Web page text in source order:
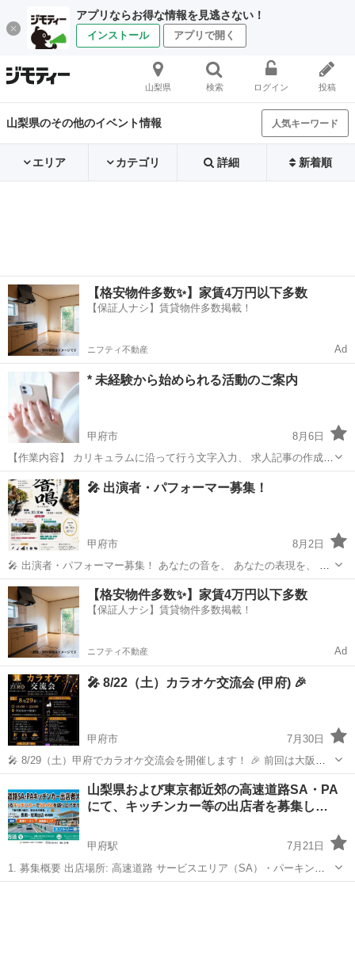
アプリならお得な情報を見逃さない！
インストール アプリで開く
山梨県 検索 ログイン 投稿
山梨県のその他のイベント情報 人気キーワード
エリア カテゴリ 詳細 新着順
【格安物件多数✨】家賃4万円以下多数
【保証人ナシ】賃貸物件多数掲載！
ニフティ不動産 Ad
* 未経験から始められる活動のご案内
甲府市
8月6日
【作業内容】 カリキュラムに沿って行う文字入力、 求人記事の作成、
お問い合わせ対応、 SNS運営などを担当していただきます。 ・未経験
の方でも安心して始められます ・作業量に応じて報 酬アップが見込め
ます ...
山梨 甲府市 その他 ペース
🎤 出演者・パフォーマー募集！
甲府市
8月2日
🎤 出演者・パフォーマー募集！ あなたの音を、 あなたの表現を、 甲
府の街に響かせてみませんか？ 音楽・ダンス・和楽器・パフォーマン
スなど、ジャンルを問わず出演者を募集しています！ 「響鳴
（KYOMEI）」は、出演者も...
山梨 甲府市 その他 パフォーマー
【格安物件多数✨】家賃4万円以下多数
【保証人ナシ】賃貸物件多数掲載！
ニフティ不動産 Ad
🎤 8/22（土）カラオケ交流会 (甲府) 🎉
甲府市
7月30日
🎤 8/29（土）甲府でカラオケ交流会を開催します！ 🎉 前回は大阪・
京橋で開催し、 初めましての方も交えながら、とても楽しい時間に な
りました😊 そして今回は… 山梨・甲府で夜のカラオケ交流会を開催し
ます！🌙 歌が...
その他
山梨県および東京都近郊の高速道路SA・PA
にて、キッチンカー等の出店者を募集し…
甲府駅
7月21日
1. 募集概要 出店場所: 高速道路 サービスエリア（SA）・パーキング
エリア（PA） 日時: GW、連休、週末、夏期など（詳細は応相談） 出